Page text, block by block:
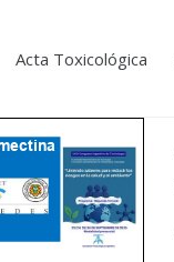
Acta Toxicológica